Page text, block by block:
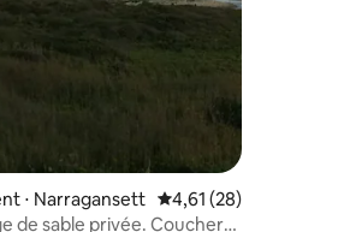
base de 15 commentaires : 4,87 sur 5
⋅ Narragansett Évaluation moyenne
4,61 (28)
sable privée. Coucher